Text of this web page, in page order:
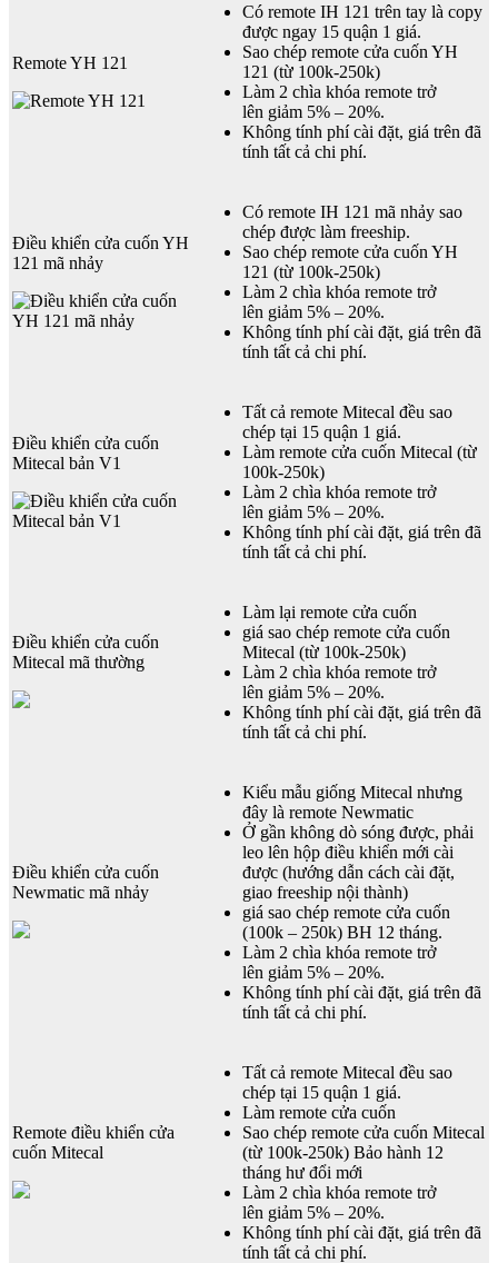
Remote YH 121
Có remote IH 121 trên tay là copy
được ngay 15 quận 1 giá.
Sao chép remote cửa cuốn YH
121 (từ 100k-250k)
Làm 2 chìa khóa remote trở
lên giảm 5% – 20%.
Không tính phí cài đặt, giá trên đã
tính tất cả chi phí.
Điều khiển cửa cuốn YH
121 mã nhảy
Có remote IH 121 mã nhảy sao
chép được làm freeship.
Sao chép remote cửa cuốn YH
121 (từ 100k-250k)
Làm 2 chìa khóa remote trở
lên giảm 5% – 20%.
Không tính phí cài đặt, giá trên đã
tính tất cả chi phí.
Điều khiển cửa cuốn
Mitecal bản V1
Tất cả remote Mitecal đều sao
chép tại 15 quận 1 giá.
Làm remote cửa cuốn Mitecal (từ
100k-250k)
Làm 2 chìa khóa remote trở
lên giảm 5% – 20%.
Không tính phí cài đặt, giá trên đã
tính tất cả chi phí.
Điều khiển cửa cuốn
Mitecal mã thường
Làm lại remote cửa cuốn
giá sao chép remote cửa cuốn
Mitecal (từ 100k-250k)
Làm 2 chìa khóa remote trở
lên giảm 5% – 20%.
Không tính phí cài đặt, giá trên đã
tính tất cả chi phí.
Điều khiển cửa cuốn
Newmatic mã nhảy
Kiểu mẫu giống Mitecal nhưng
đây là remote Newmatic
Ở gần không dò sóng được, phải
leo lên hộp điều khiển mới cài
được (hướng dẫn cách cài đặt,
giao freeship nội thành)
giá sao chép remote cửa cuốn
(100k – 250k) BH 12 tháng.
Làm 2 chìa khóa remote trở
lên giảm 5% – 20%.
Không tính phí cài đặt, giá trên đã
tính tất cả chi phí.
Remote điều khiển cửa
cuốn Mitecal
Tất cả remote Mitecal đều sao
chép tại 15 quận 1 giá.
Làm remote cửa cuốn
Sao chép remote cửa cuốn Mitecal
(từ 100k-250k) Bảo hành 12
tháng hư đổi mới
Làm 2 chìa khóa remote trở
lên giảm 5% – 20%.
Không tính phí cài đặt, giá trên đã
tính tất cả chi phí.